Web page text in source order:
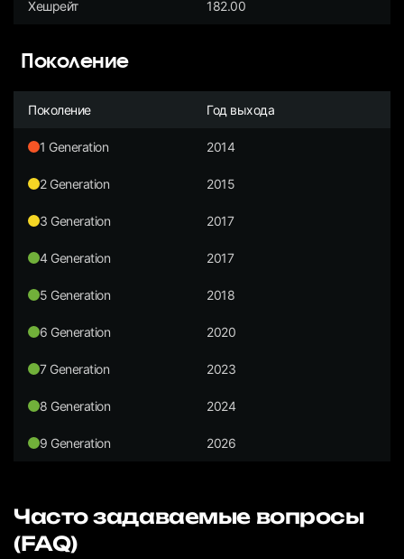
Хешрейт 182.00
Поколение
Поколение Год выхода
1 Generation 2014
2 Generation 2015
3 Generation 2017
4 Generation 2017
5 Generation 2018
6 Generation 2020
7 Generation 2023
8 Generation 2024
9 Generation 2026
Часто задаваемые вопросы
(FAQ)